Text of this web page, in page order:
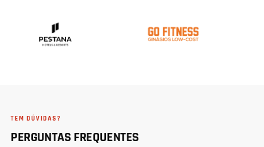
TEM DÚVIDAS?
PERGUNTAS FREQUENTES